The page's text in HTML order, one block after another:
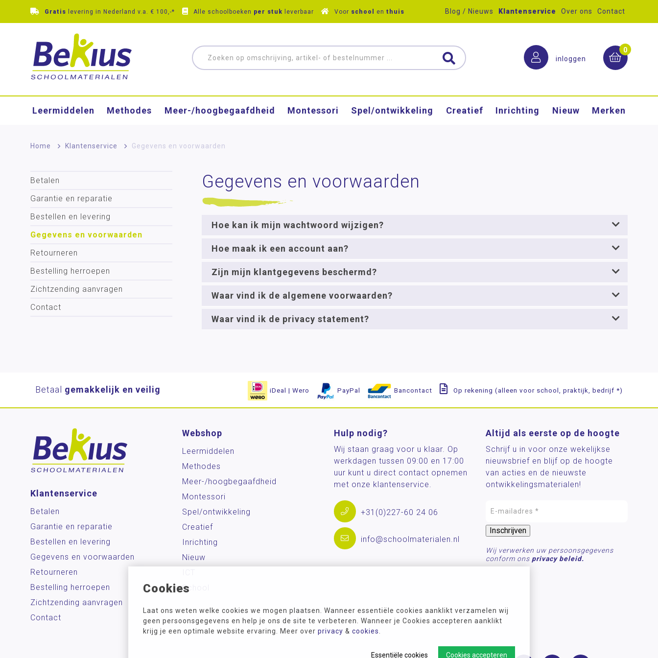
Cookies
Laat ons weten welke cookies we mogen plaatsen. Wanneer essentiële cookies aanklikt verzamelen wij
geen persoonsgegevens en help je ons de site te verbeteren. Wanneer je Cookies accepteren aanklikt
krijg je een optimale website ervaring. Meer over privacy & cookies
Cookies accepteren
Essentiële cookies
Gratis levering in Nederland v.a. € 100,-* Alle schoolboeken per stuk leverbaar Voor school en thuis Blog / Nieuws Klantenservice Over ons Contact
inloggen
0
Leermiddelen Methodes Meer-/hoog­begaafdheid Montessori Spel/ontwikkeling Creatief Inrichting Nieuw Merken
Home > Klantenservice > Gegevens en voorwaarden
Betalen
Garantie en reparatie
Bestellen en levering
Gegevens en voorwaarden
Retourneren
Bestelling herroepen
Zichtzending aanvragen
Contact
Gegevens en voorwaarden
Hoe kan ik mijn wachtwoord wijzigen?
Hoe maak ik een account aan?
Zijn mijn klantgegevens beschermd?
Waar vind ik de algemene voorwaarden?
Waar vind ik de privacy statement?
Betaal gemakkelijk en veilig iDeal | Wero PayPal Bancontact Op rekening (alleen voor school, praktijk, bedrijf *)
Klantenservice
Betalen
Garantie en reparatie
Bestellen en levering
Gegevens en voorwaarden
Retourneren
Bestelling herroepen
Zichtzending aanvragen
Contact
Webshop
Leermiddelen
Methodes
Meer-/hoog­begaafdheid
Montessori
Spel/ontwikkeling
Creatief
Inrichting
Nieuw
School
Hulp nodig?
Wij staan graag voor u klaar. Op
werkdagen tussen 09:00 en 17:00
uur kunt u direct contact opnemen
met onze klantenservice.
+31(0)227-60 24 06
info@schoolmaterialen.nl
Altijd als eerste op de hoogte
Schrijf u in voor onze wekelijkse
nieuwsbrief en blijf op de hoogte
van acties en de nieuwste
ontwikkelingsmaterialen!
Wij verwerken uw persoonsgegevens
conform ons privacy beleid.